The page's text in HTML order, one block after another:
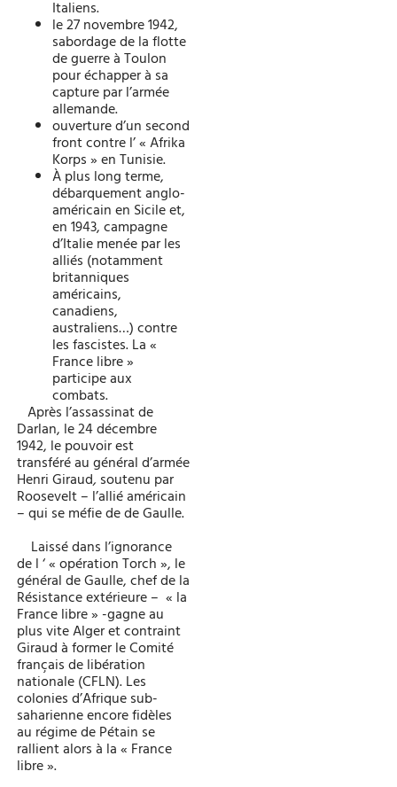
Italiens.
le 27 novembre 1942,
sabordage de la flotte
de guerre à Toulon
pour échapper à sa
capture par l’armée
allemande.
ouverture d’un second
front contre l’ « Afrika
Korps » en Tunisie.
À plus long terme,
débarquement anglo-
américain en Sicile et,
en 1943, campagne
d’Italie menée par les
alliés (notamment
britanniques
américains,
canadiens,
australiens…) contre
les fascistes. La «
France libre »
participe aux
combats.
Après l’assassinat de
Darlan, le 24 décembre
1942, le pouvoir est
transféré au général d’armée
Henri Giraud,soutenu par
Roosevelt – l’allié américain
– qui se méfie de de Gaulle.
Laissé dans l’ignorance
de l ‘ « opération Torch », le
général de Gaulle, chef de la
Résistance extérieure – « la
France libre » -gagne au
plus vite Alger et contraint
Giraud à former le Comité
français de libération
nationale (CFLN). Les
colonies d’Afrique sub-
saharienne encore fidèles
au régime de Pétain se
rallient alors à la « France
libre ».